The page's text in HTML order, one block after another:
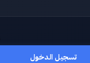
تسجيل الدخول